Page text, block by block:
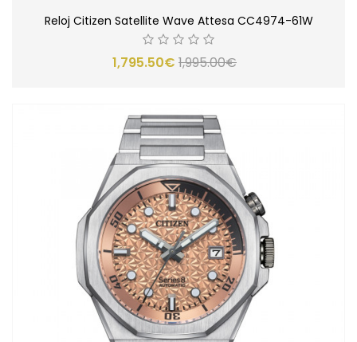
Reloj Citizen Satellite Wave Attesa CC4974-61W
1,795.50€ 1,995.00€